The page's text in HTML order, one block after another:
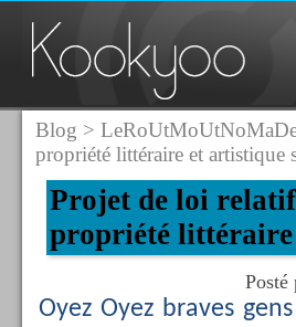
Blog >
propriété littéraire et artistique
Projet de loi
propriété
Posté
Oyez Oyez braves